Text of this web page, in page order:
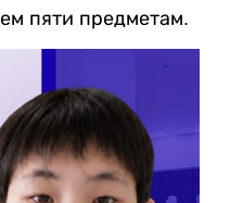
пяти предметам.